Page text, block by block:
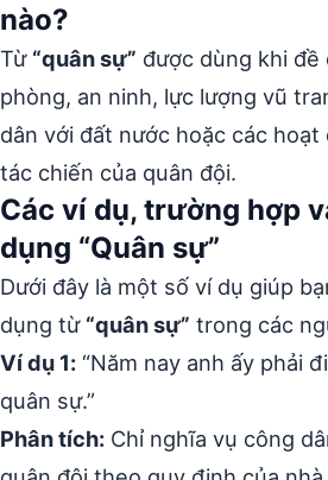
nào?
Từ “quân sự” được dùng khi đề
phòng, an ninh, lực lượng vũ
dân với đất nước hoặc các hoạt
tác chiến của quân đội.
Các ví dụ, trường hợp
dụng “Quân sự”
Dưới đây là một số ví dụ giúp
dụng từ “quân sự” trong các
Ví dụ 1: “Năm nay anh ấy phải
quân sự.”
Phân tích: Chỉ nghĩa vụ công